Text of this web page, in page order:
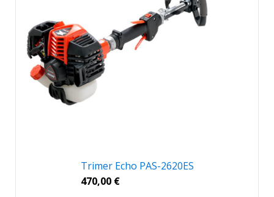
Trimer Echo PAS-2620ES
470,00 €